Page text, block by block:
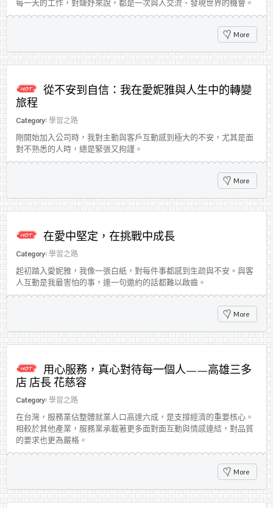
每一天的工作，對婕妤來說，都是一次與人交流、發現世界的機會。
More
從不安到自信：我在愛妮雅與人生中的轉變
旅程
Category: 學習之路
剛開始加入公司時，我對主動與客戶互動感到極大的不安，尤其是面
對不熟悉的人時，總是緊張又拘謹。
More
在愛中堅定，在挑戰中成長
Category: 學習之路
起初踏入愛妮雅，我像一張白紙，對每件事都感到生疏與不安。與客
人互動是我最害怕的事，連一句邀約的話都難以啟齒。
More
用心服務，真心對待每一個人——高雄三多
店 店長 花慈容
Category: 學習之路
在台灣，服務業佔整體就業人口高達六成，是支撐經濟的重要核心。
相較於其他產業，服務業承載著更多面對面互動與情感連結，對品質
的要求也更為嚴格。
More